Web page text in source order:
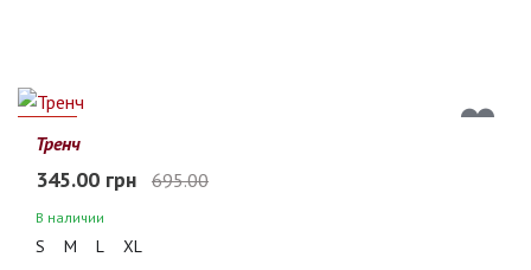
50%
Тренч
345.00 грн 695.00
В наличии
S M L XL